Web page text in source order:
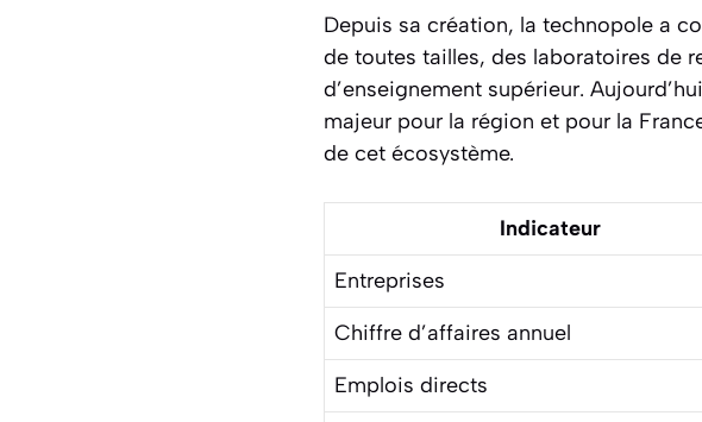
Depuis sa création, la technopole a
de toutes tailles, des laboratoires de
d’enseignement supérieur.
majeur pour la région et pour la
de cet écosystème.
Indicateur
Entreprises
Chiffre d’affaires annuel
Emplois directs